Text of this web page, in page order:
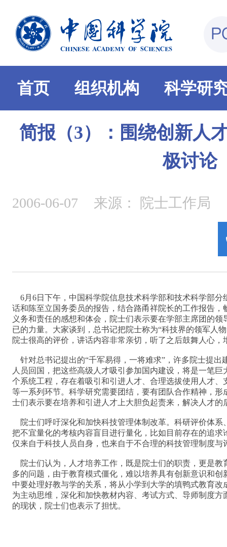
首页 组织机构 科学研
简报（3）：围绕创新人
极讨论
2006-06-07 来源： 院士工作局
6月6日下午，中国科学院信息技术科学部和技术科学部分
话和陈至立国务委员的报告，结合路甬祥院长的工作报告
义务和责任的感想和体会，院士们表示要在学部主席团的
已的力量。大家谈到，总书记把院士称为“科技界的领军人
院士很高的评价，讲话内容非常亲切，听了之后鼓舞人心
针对总书记提出的“千军易得，一将难求”，许多院士提出
人员回国，把这些高级人才吸引参加国内建设，将是一笔
个系统工程，存在着吸引和引进人才、合理选拔使用人才
等一系列环节。科学研究需要团结，要有团队合作精神，形
士们表示要在培养和引进人才上大胆负起责来，解决人才的
院士们呼吁深化和加快科技管理体制改革。科研评价体系
把不宜量化的考核内容盲目进行量化，比如目前存在的追
仅来自于科技人员自身，也来自于不合理的科技管理制度与
院士们认为，人才培养工作，既是院士们的职责，更是教
多的问题，由于教育模式僵化，难以培养具有创新意识和
中要处理好教与学的关系，将从小学到大学的填鸭式教育
为主动思维，深化和加快教材内容、考试方式、导师制度
的现状，院士们也表示了担忧。